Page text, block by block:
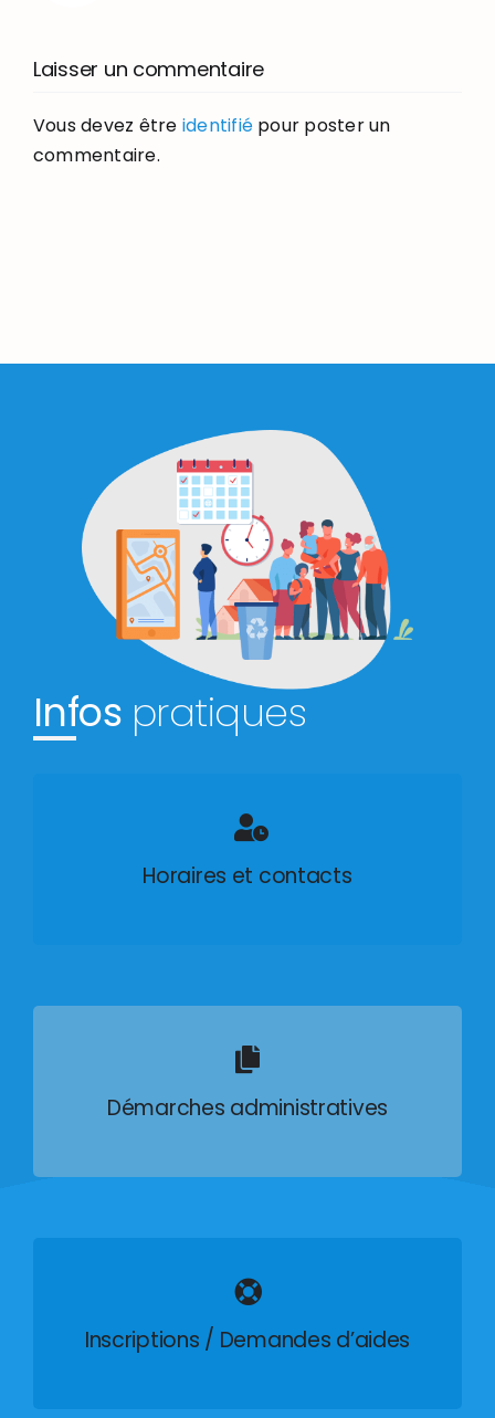
Laisser un commentaire
Vous devez être identifié pour poster un
commentaire.
Infos pratiques
Horaires et contacts
Démarches administratives
Inscriptions / Demandes d’aides